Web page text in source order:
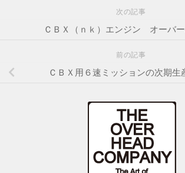
次の記事
ＣＢＸ（ｎｋ）エンジン オーバ
前の記事
ＣＢＸ用６速ミッションの次期生